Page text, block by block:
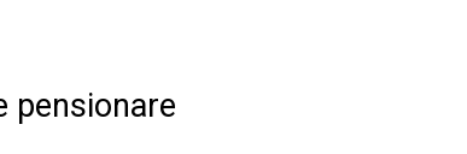
pensionare